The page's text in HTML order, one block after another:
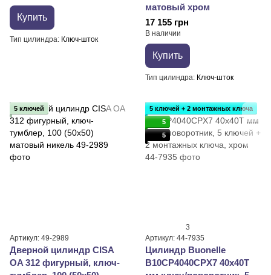
Купить
Тип цилиндра Ключ-шток
матовый хром
17 155 грн
В наличии
Купить
Тип цилиндра Ключ-шток
5 ключей
Артикул: 49-2989
Дверной цилиндр CISA
OA 312 фигурный, ключ-
5 ключей + 2 монтажных ключа
5
5
3
Артикул: 44-7935
Цилиндр Buonellе
B10CP4040CPX7 40x40T